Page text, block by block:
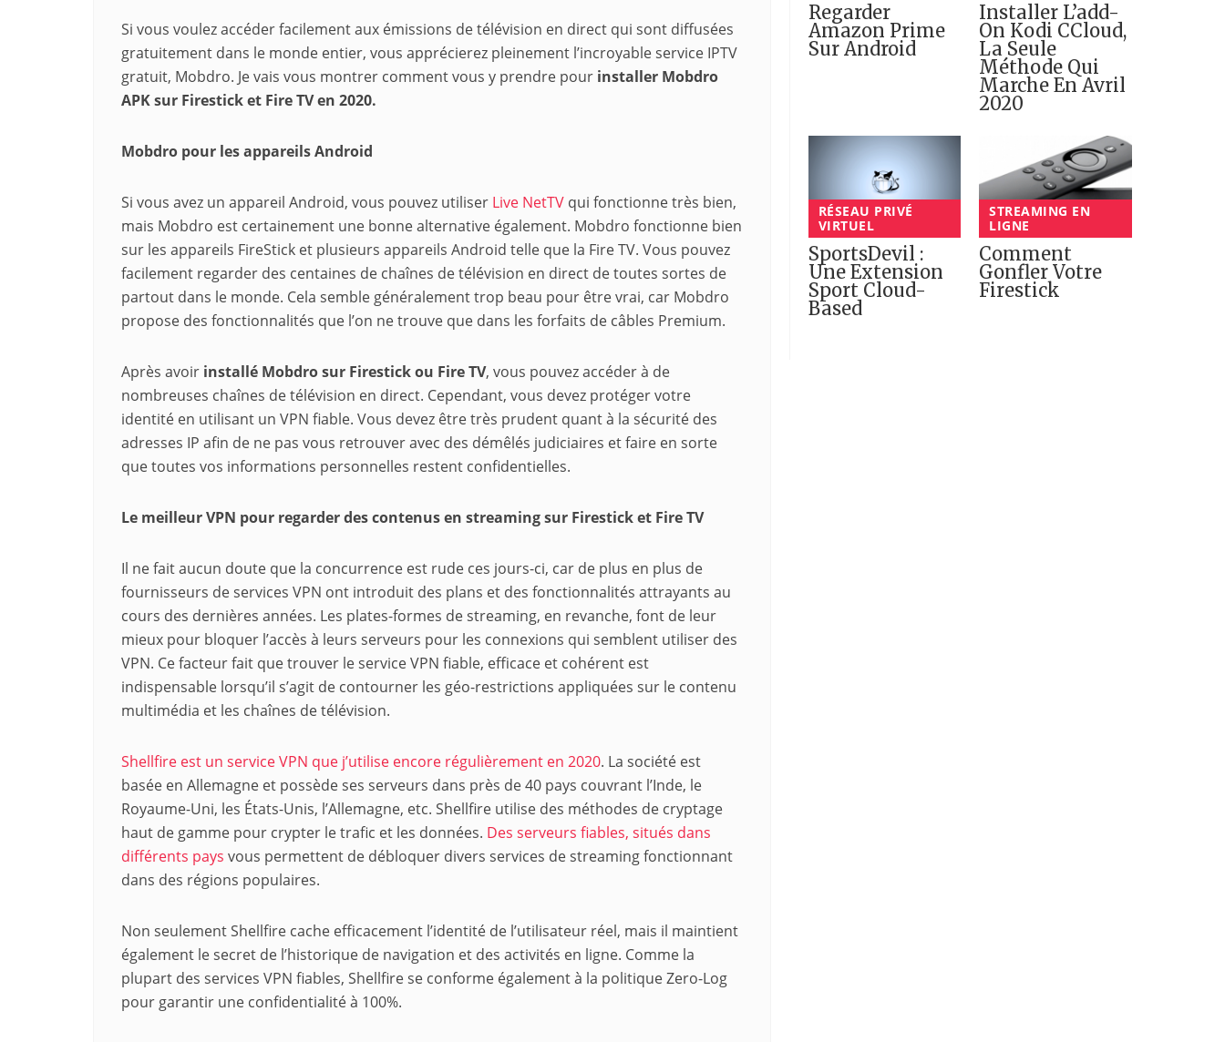
Si vous voulez accéder facilement aux émissions de télévision en direct qui sont diffusées
gratuitement dans le monde entier, vous apprécierez pleinement l’incroyable service IPTV
gratuit, Mobdro. Je vais vous montrer comment vous y prendre pour installer Mobdro
APK sur Firestick et Fire TV en 2020.
Mobdro pour les appareils Android
Si vous avez un appareil Android, vous pouvez utiliser Live NetTV qui fonctionne très bien,
mais Mobdro est certainement une bonne alternative également. Mobdro fonctionne bien
sur les appareils FireStick et plusieurs appareils Android telle que la Fire TV. Vous pouvez
facilement regarder des centaines de chaînes de télévision en direct de toutes sortes de
partout dans le monde. Cela semble généralement trop beau pour être vrai, car Mobdro
propose des fonctionnalités que l’on ne trouve que dans les forfaits de câbles Premium.
Après avoir installé Mobdro sur Firestick ou Fire TV, vous pouvez accéder à de
nombreuses chaînes de télévision en direct. Cependant, vous devez protéger votre
identité en utilisant un VPN fiable. Vous devez être très prudent quant à la sécurité des
adresses IP afin de ne pas vous retrouver avec des démêlés judiciaires et faire en sorte
que toutes vos informations personnelles restent confidentielles.
Le meilleur VPN pour regarder des contenus en streaming sur Firestick et Fire TV
Il ne fait aucun doute que la concurrence est rude ces jours-ci, car de plus en plus de
fournisseurs de services VPN ont introduit des plans et des fonctionnalités attrayants au
cours des dernières années. Les plates-formes de streaming, en revanche, font de leur
mieux pour bloquer l’accès à leurs serveurs pour les connexions qui semblent utiliser des
VPN. Ce facteur fait que trouver le service VPN fiable, efficace et cohérent est
indispensable lorsqu’il s’agit de contourner les géo-restrictions appliquées sur le contenu
multimédia et les chaînes de télévision.
Shellfire est un service VPN que j’utilise encore régulièrement en 2020. La société est
basée en Allemagne et possède ses serveurs dans près de 40 pays couvrant l’Inde, le
Royaume-Uni, les États-Unis, l’Allemagne, etc. Shellfire utilise des méthodes de cryptage
haut de gamme pour crypter le trafic et les données. Des serveurs fiables, situés dans
différents pays vous permettent de débloquer divers services de streaming fonctionnant
dans des régions populaires.
Non seulement Shellfire cache efficacement l’identité de l’utilisateur réel, mais il maintient
également le secret de l’historique de navigation et des activités en ligne. Comme la
plupart des services VPN fiables, Shellfire se conforme également à la politique Zero-Log
pour garantir une confidentialité à 100%.
Regarder
Amazon Prime
Sur Android
Installer L’add-
On Kodi CCloud,
La Seule
Méthode Qui
Marche En Avril
2020
RÉSEAU PRIVÉ
VIRTUEL
SportsDevil :
Une Extension
Sport Cloud-
Based
STREAMING EN
LIGNE
Comment
Gonfler Votre
Firestick